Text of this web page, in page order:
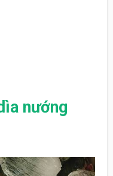
nướng